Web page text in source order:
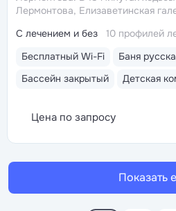
Лермонтова, Елизаветинская
№ 1 «Красноармейский» напротив
во всех номерах с видом на
Эльбрус, Кавказский хребет
номерного фонда и лечебной
Бесплатный Wi-Fi Баня
Бассейн закрытый
Детская
С лечением и без 10 профилей
Цена по запросу
Показать